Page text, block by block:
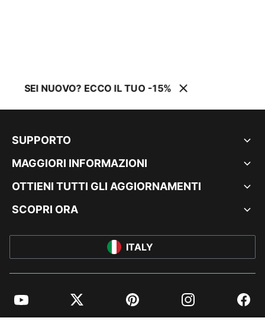
SEI NUOVO? ECCO IL TUO -15%
SUPPORTO
MAGGIORI INFORMAZIONI
OTTIENI TUTTI GLI AGGIORNAMENTI
SCOPRI ORA
ITALY
YouTube Twitter Pinterest Instagram